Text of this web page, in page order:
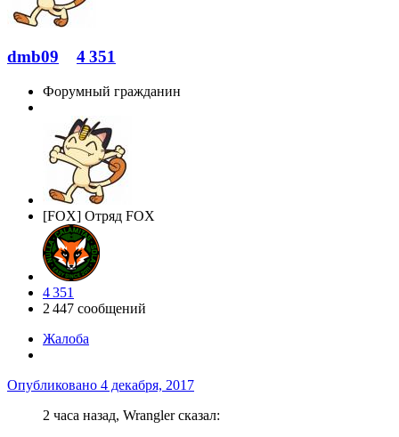
dmb09 4 351
Форумный гражданин
[FOX] Отряд FOX
4 351
2 447 сообщений
Жалоба
Опубликовано 4 декабря, 2017
2 часа назад, Wrangler сказал: